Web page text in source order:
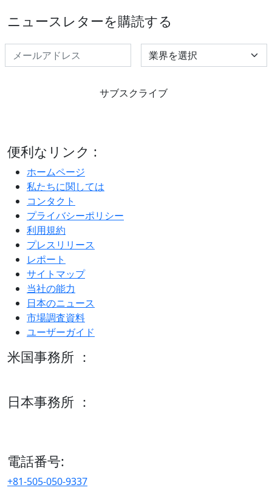
ニュースレターを購読する
Select Industry
サブスクライブ
便利なリンク :
ホームページ
私たちに関しては
コンタクト
プライバシーポリシー
利用規約
プレスリリース
レポート
サイトマップ
当社の能力
日本のニュース
市場調査資料
ユーザーガイド
米国事務所 ：
日本事務所 ：
電話番号:
+81-505-050-9337